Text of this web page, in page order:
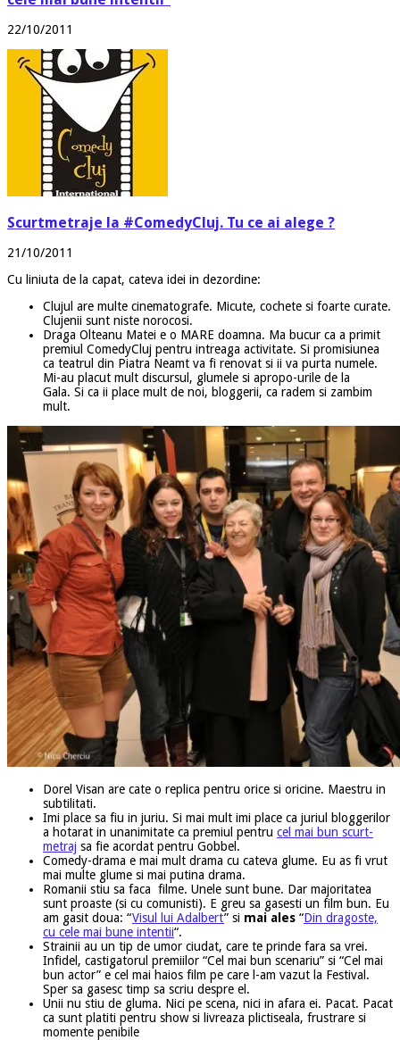
22/10/2011
Scurtmetraje la #ComedyCluj. Tu ce ai alege ?
21/10/2011
Cu liniuta de la capat, cateva idei in dezordine:
Clujul are multe cinematografe. Micute, cochete si foarte curate.
Clujenii sunt niste norocosi.
Draga Olteanu Matei e o MARE doamna. Ma bucur ca a primit
premiul ComedyCluj pentru intreaga activitate. Si promisiunea
ca teatrul din Piatra Neamt va fi renovat si ii va purta numele.
Mi-au placut mult discursul, glumele si apropo-urile de la
Gala. Si ca ii place mult de noi, bloggerii, ca radem si zambim
mult.
Dorel Visan are cate o replica pentru orice si oricine. Maestru in
subtilitati.
Imi place sa fiu in juriu. Si mai mult imi place ca juriul bloggerilor
a hotarat in unanimitate ca premiul pentru cel mai bun scurt-
metraj sa fie acordat pentru Gobbel.
Comedy-drama e mai mult drama cu cateva glume. Eu as fi vrut
mai multe glume si mai putina drama.
Romanii stiu sa faca filme. Unele sunt bune. Dar majoritatea
sunt proaste (si cu comunisti). E greu sa gasesti un film bun. Eu
am gasit doua: “Visul lui Adalbert” si mai ales “Din dragoste,
cu cele mai bune intentii“.
Strainii au un tip de umor ciudat, care te prinde fara sa vrei.
Infidel, castigatorul premiilor “Cel mai bun scenariu” si “Cel mai
bun actor” e cel mai haios film pe care l-am vazut la Festival.
Sper sa gasesc timp sa scriu despre el.
Unii nu stiu de gluma. Nici pe scena, nici in afara ei. Pacat. Pacat
ca sunt platiti pentru show si livreaza plictiseala, frustrare si
momente penibile